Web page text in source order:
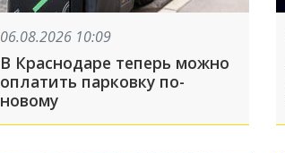
06.08.2026 10:09
В Краснодаре теперь можно
оплатить парковку по-
новому